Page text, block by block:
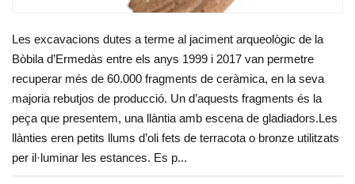
Les excavacions dutes a terme al jaciment arqueològic de la
Bòbila d’Ermedàs entre els anys 1999 i 2017 van permetre
recuperar més de 60.000 fragments de ceràmica, en la seva
majoria rebutjos de producció. Un d’aquests fragments és la
peça que presentem, una llàntia amb escena de gladiadors.Les
llànties eren petits llums d’oli fets de terracota o bronze utilitzats
per il·luminar les estances. Es p...